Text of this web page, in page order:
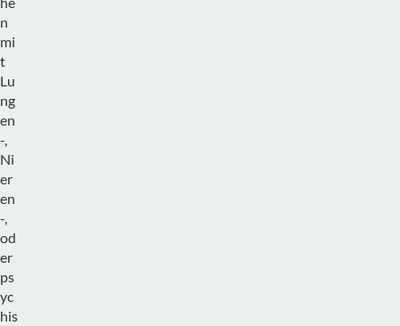
n
mi
t
Lu
ng
en
-,
Ni
er
en
-,
od
er
ps
yc
his